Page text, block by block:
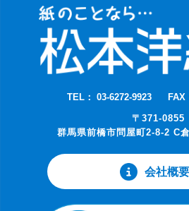
TEL： 03-6272-9923
FAX
〒371-0855
群馬県前橋市問屋町2-8-2 C
会社概要